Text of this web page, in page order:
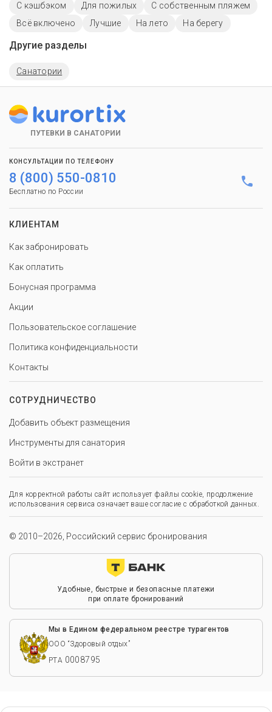
С кэшбэком
Для пожилых
С собственным пляжем
Всё включено
Лучшие На лето На берегу
Другие разделы
Санатории
ПУТЕВКИ В САНАТОРИИ
КОНСУЛЬТАЦИИ ПО ТЕЛЕФОНУ
8 (800) 550-0810
Бесплатно по России
КЛИЕНТАМ
Как забронировать
Как оплатить
Бонусная программа
Акции
Пользовательское соглашение
Политика конфиденциальности
Контакты
СОТРУДНИЧЕСТВО
Добавить объект размещения
Инструменты для санатория
Войти в экстранет
Для корректной работы сайт использует файлы cookie, продолжение
использования сервиса означает ваше согласие с обработкой данных.
© 2010–2026, Российский сервис бронирования
Удобные, быстрые и безопасные платежи
при оплате бронирований
Мы в Едином федеральном реестре турагентов
ООО “Здоровый отдых”
РТА 0008795